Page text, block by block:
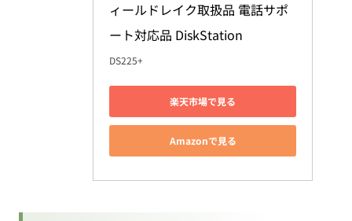
ィールドレイク取扱品 電話サポ
ート対応品 DiskStation
DS225+
楽天市場で見る
Amazonで見る